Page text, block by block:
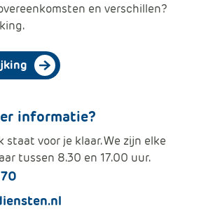
en verschillen?
informatie?
staat voor je klaar. We zijn elke
tussen 8.30 en 17.00 uur.